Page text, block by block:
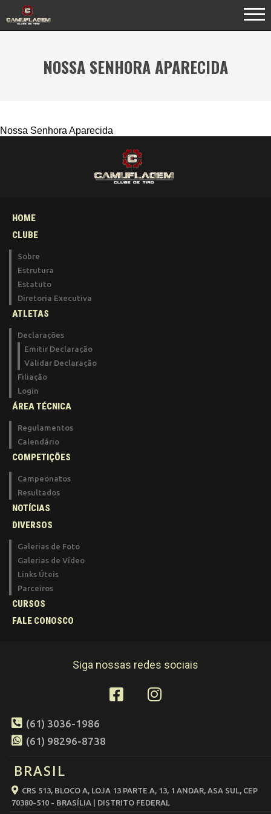
NOSSA SENHORA APARECIDA
Nossa Senhora Aparecida
HOME
CLUBE
Sobre
Estrutura
Estatuto
Diretoria Executiva
ATLETAS
Declarações
Emitir Declaração
Validar Declaração
Filiação
Login
ÁREA TÉCNICA
Regulamentos
Calendário
COMPETIÇÕES
Campeonatos
Resultados
NOTÍCIAS
DIVERSOS
Galerias de Foto
Galerias de Vídeo
Links Úteis
Parceiros
CURSOS
FALE CONOSCO
Siga nossas redes sociais
(61) 3036-1986
(61) 98296-8738
BRASIL
CRS 513, BLOCO A, LOJA 13 PARTE A, 13, 1 ANDAR, ASA SUL, CEP
70380-510 - BRASÍLIA | DISTRITO FEDERAL